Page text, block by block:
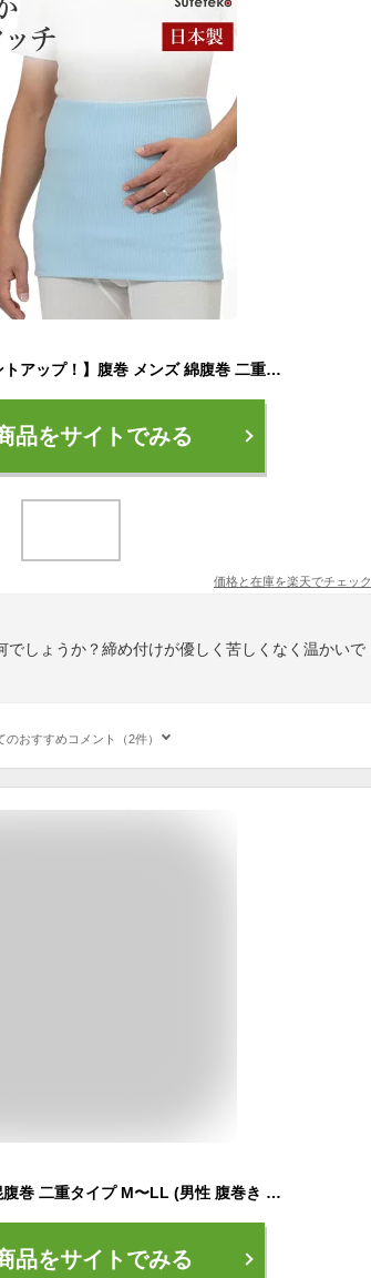
【エントリーでポイントアップ！】腹巻 メンズ 綿腹巻 二重タイプ M〜LL (大きいサイズ 綿 男性 紳士 腹巻き ハラマキ はらまき 防寒 あったか 寒さ対策 Suteteko M L LL)(送料無料)
品をサイトでみる
価格と在庫を楽天でチェック
でしょうか？締め付けが優しく苦しくなく温かいで
のおすすめコメント（2件）
Suteteko メンズ 絹混腹巻 二重タイプ M〜LL (男性 腹巻き ハラマキ はらまき シルク 防寒グッズ あったかグッズ 寒さ対策 プレゼント 大きいサイズあり 冷え対策 冷え性 オールシーズン)(送料無料)
品をサイトでみる